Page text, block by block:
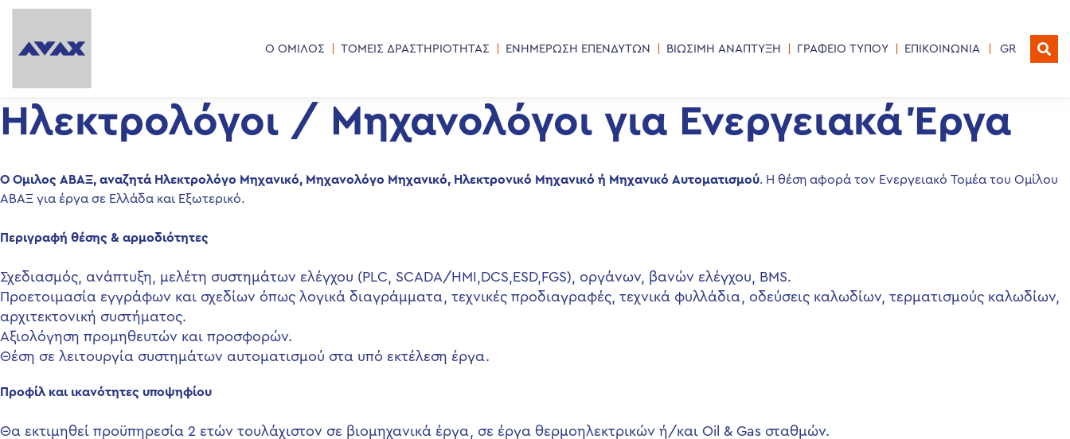
Ο ΟΜΙΛΟΣ ΤΟΜΕΙΣ ΔΡΑΣΤΗΡΙΟΤΗΤΑΣ ΕΝΗΜΕΡΩΣΗ ΕΠΕΝΔΥΤΩΝ ΒΙΩΣΙΜΗ ΑΝΑΠΤΥΞΗ ΓΡΑΦΕΙΟ ΤΥΠΟΥ ΕΠΙΚΟΙΝΩΝΙΑ GR
Ηλεκτρολόγοι / Μηχανολόγοι για Ενεργειακά Έργα
Ο Όμιλος ΑΒΑΞ, αναζητά Ηλεκτρολόγο Μηχανικό, Μηχανολόγο Μηχανικό, Ηλεκτρονικό Μηχανικό ή Μηχανικό Αυτοματισμού. Η θέση αφορά τον Ενεργειακό Τομέα του Ομίλου
ΑΒΑΞ για έργα σε Ελλάδα και Εξωτερικό.
Περιγραφή θέσης & αρμοδιότητες
Σχεδιασμός, ανάπτυξη, μελέτη συστημάτων ελέγχου (PLC, SCADA/HMI,DCS,ESD,FGS), οργάνων, βανών ελέγχου, BMS.
Προετοιμασία εγγράφων και σχεδίων όπως λογικά διαγράμματα, τεχνικές προδιαγραφές, τεχνικά φυλλάδια, οδεύσεις καλωδίων, τερματισμούς καλωδίων,
αρχιτεκτονική συστήματος.
Αξιολόγηση προμηθευτών και προσφορών.
Θέση σε λειτουργία συστημάτων αυτοματισμού στα υπό εκτέλεση έργα.
Προφίλ και ικανότητες υποψηφίου
Θα εκτιμηθεί προϋπηρεσία 2 ετών τουλάχιστον σε βιομηχανικά έργα, σε έργα θερμοηλεκτρικών ή/και Oil & Gas σταθμών.